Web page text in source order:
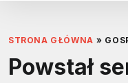
STRONA GŁÓWNA »
Powstał